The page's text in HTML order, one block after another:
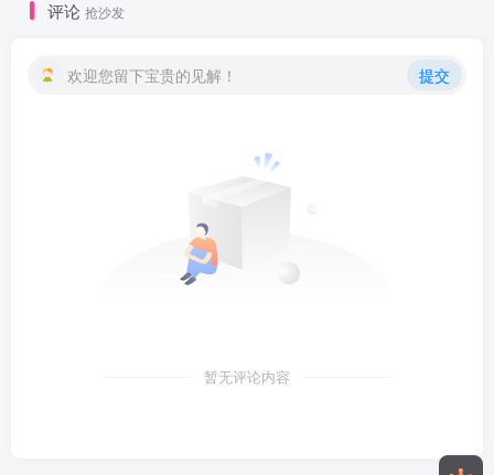
评论 抢沙发
欢迎您留下宝贵的见解！ 提交
暂无评论内容